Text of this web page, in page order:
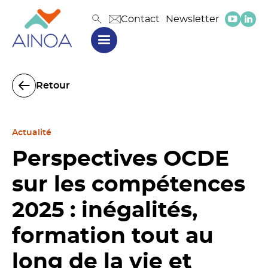
Contact Newsletter
Retour
Actualité
Perspectives OCDE
sur les compétences
2025 : inégalités,
formation tout au
long de la vie et